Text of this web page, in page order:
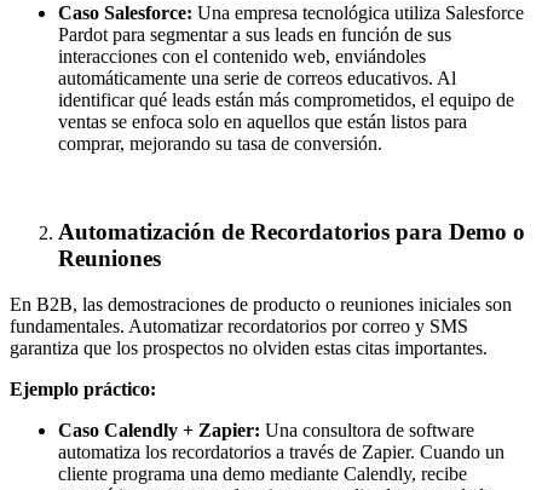
Caso Salesforce: Una empresa tecnológica utiliza Salesforce
Pardot para segmentar a sus leads en función de sus
interacciones con el contenido web, enviándoles
automáticamente una serie de correos educativos. Al
identificar qué leads están más comprometidos, el equipo de
ventas se enfoca solo en aquellos que están listos para
comprar, mejorando su tasa de conversión.
Automatización de Recordatorios para Demo o
Reuniones
En B2B, las demostraciones de producto o reuniones iniciales son
fundamentales. Automatizar recordatorios por correo y SMS
garantiza que los prospectos no olviden estas citas importantes.
Ejemplo práctico:
Caso Calendly + Zapier: Una consultora de software
automatiza los recordatorios a través de Zapier. Cuando un
cliente programa una demo mediante Calendly, recibe